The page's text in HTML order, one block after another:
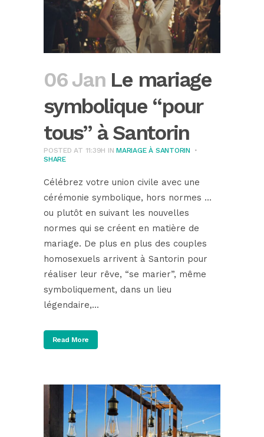
06 Jan Le mariage
symbolique “pour
tous” à Santorin
POSTED AT 11:39H INMARIAGE À SANTORIN
SHARE
Célébrez votre union civile avec une
cérémonie symbolique, hors normes …
ou plutôt en suivant les nouvelles
normes qui se créent en matière de
mariage. De plus en plus des couples
homosexuels arrivent à Santorin pour
réaliser leur rêve, “se marier”, même
symboliquement, dans un lieu
légendaire,...
Read More